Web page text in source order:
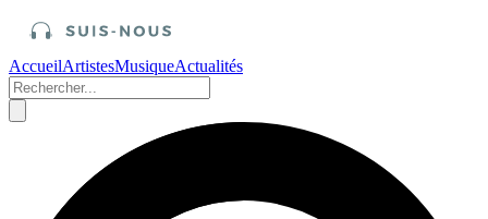
AccueilArtistesMusiqueActualités